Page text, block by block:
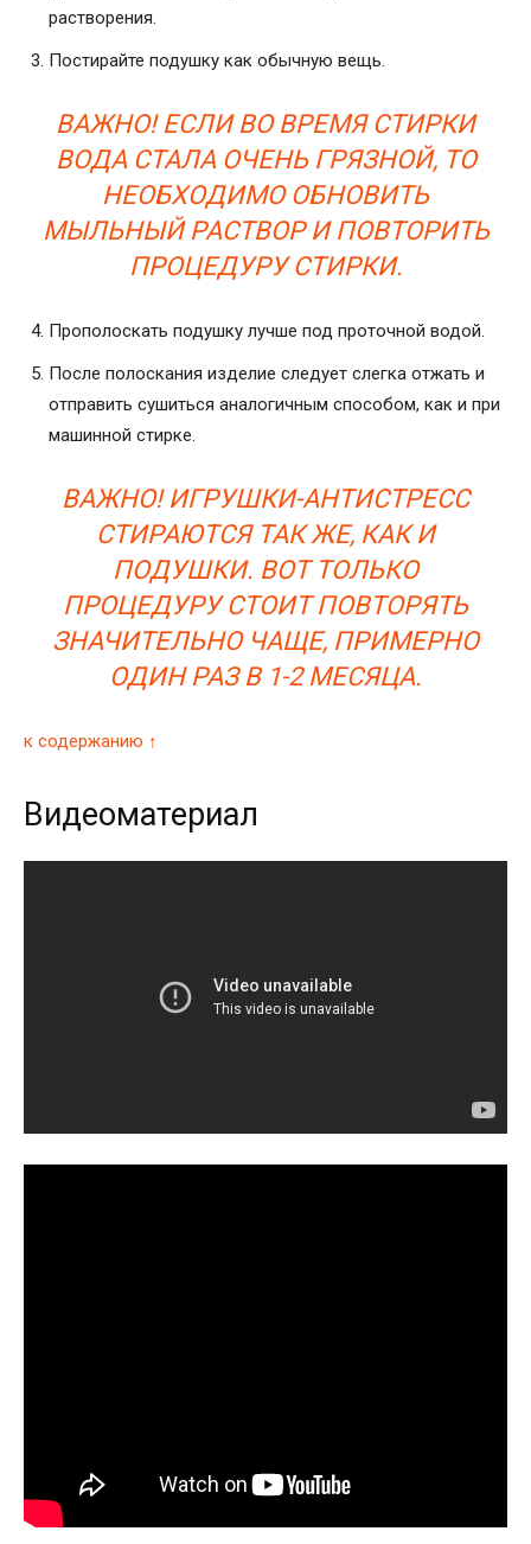
растворения.
Постирайте подушку как обычную вещь.
ВАЖНО! ЕСЛИ ВО ВРЕМЯ СТИРКИ
ВОДА СТАЛА ОЧЕНЬ ГРЯЗНОЙ, ТО
НЕОБХОДИМО ОБНОВИТЬ
МЫЛЬНЫЙ РАСТВОР И ПОВТОРИТЬ
ПРОЦЕДУРУ СТИРКИ.
Прополоскать подушку лучше под проточной водой.
После полоскания изделие следует слегка отжать и
отправить сушиться аналогичным способом, как и при
машинной стирке.
ВАЖНО! ИГРУШКИ-АНТИСТРЕСС
СТИРАЮТСЯ ТАК ЖЕ, КАК И
ПОДУШКИ. ВОТ ТОЛЬКО
ПРОЦЕДУРУ СТОИТ ПОВТОРЯТЬ
ЗНАЧИТЕЛЬНО ЧАЩЕ, ПРИМЕРНО
ОДИН РАЗ В 1-2 МЕСЯЦА.
к содержанию ↑
Видеоматериал